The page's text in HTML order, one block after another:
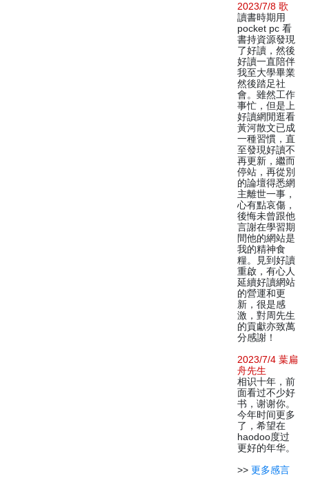
2023/7/8 歌
讀書時期用
pocket pc 看
書持資源發現
了好讀，然後
好讀一直陪伴
我至大學畢業
然後踏足社
會。雖然工作
事忙，但是上
好讀網閒逛看
黃河散文已成
一種習慣，直
至發現好讀不
再更新，繼而
停站，再從別
的論壇得悉網
主離世一事，
心有點哀傷，
後悔未曾跟他
言謝在學習期
間他的網站是
我的精神食
糧。見到好讀
重啟，有心人
延續好讀網站
的營運和更
新，很是感
激，對周先生
的貢獻亦致萬
分感謝！
2023/7/4 葉扁
舟先生
相识十年，前
面看过不少好
书，谢谢你。
今年时间更多
了，希望在
haodoo度过
更好的年华。
>> 更多感言